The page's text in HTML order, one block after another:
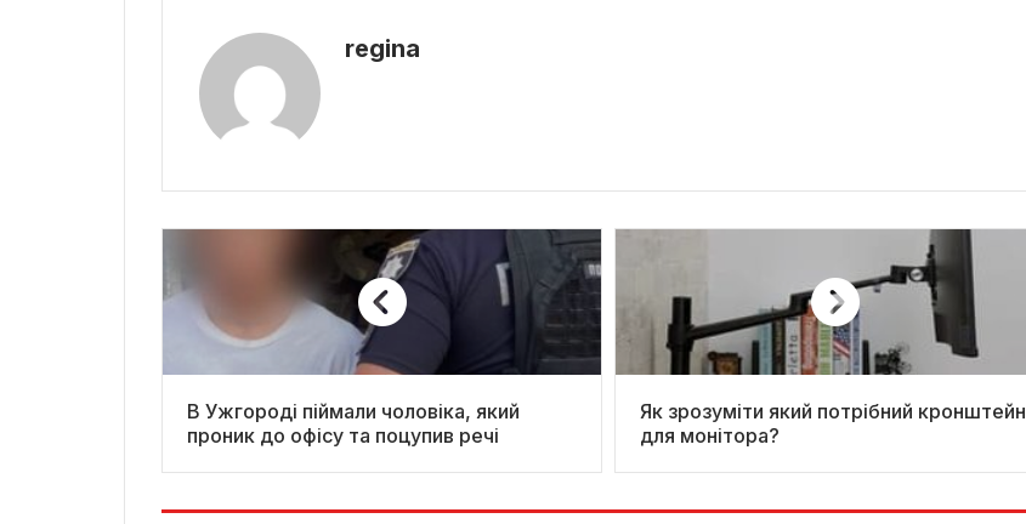
regina
В Ужгороді піймали чоловіка, який
проник до офісу та поцупив речі
Як зрозуміти який потрібний кронштейн
для монітора?